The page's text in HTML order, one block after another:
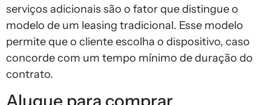
serviços adicionais são o fator que distingue o
modelo de um leasing tradicional. Esse modelo
permite que o cliente escolha o dispositivo, caso
concorde com um tempo mínimo de duração do
contrato.
Alugue para comprar